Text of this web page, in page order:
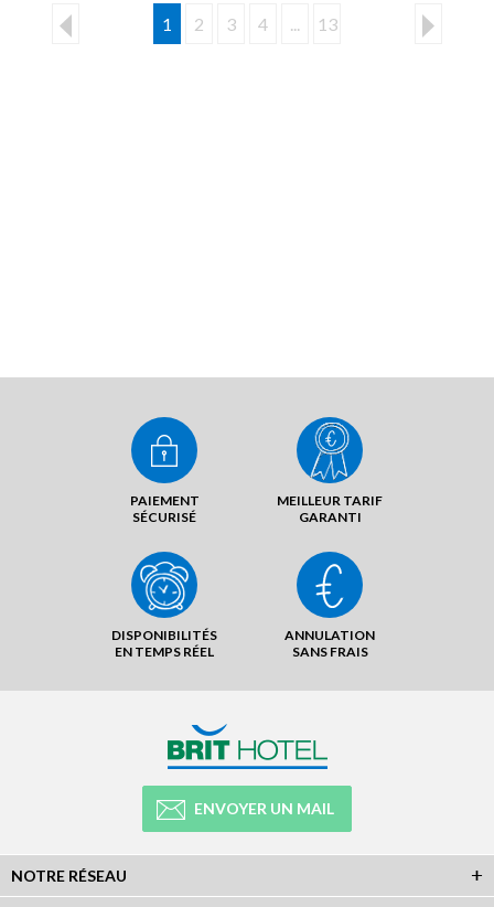
1 2 3 4 ... 13
PAIEMENT
SÉCURISÉ
MEILLEUR TARIF
GARANTI
DISPONIBILITÉS
EN TEMPS RÉEL
ANNULATION
SANS FRAIS
ENVOYER UN MAIL
NOTRE RÉSEAU